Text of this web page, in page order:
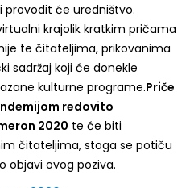
provodit će uredništvo.
krajolik kratkim pričama
te čitateljima, prikovanima
sadržaj koji će donekle
kulturne programe.Priče
redovito
2020 te će biti
čitateljima, stoga se potiču
objavi ovog poziva.